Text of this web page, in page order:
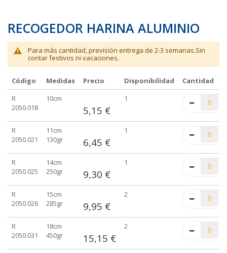
RECOGEDOR HARINA ALUMINIO
Para más cantidad, previsión entrega de 2-3 semanas.Sin
contar festivos ni vacaciones.
Elementos
de
agrupados
Código Medidas Precio Disponibilidad
Cantidad
R
2050.018
10cm
5,15 €
1
R
2050.021
11cm
130gr
6,45 €
1
R
2050.025
14cm
250gr
9,30 €
1
R
2050.026
15cm
285gr
9,95 €
2
R
2050.031
18cm
450gr
15,15 €
2